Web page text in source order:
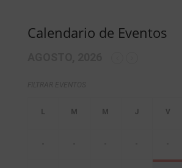
Calendario de Eventos
- - - - -